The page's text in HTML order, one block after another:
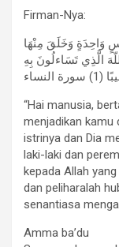
Firman-Nya:
وَاحِدَةٍ وَخَلَقَ مِنْهَا
الَّذِي تَسَاءلُونَ بِهِ
“Hai manusia,
menjadikan kamu
istrinya dan Dia
laki-laki dan
kepada Allah
dan peliharalah
senantiasa
Amma ba’du